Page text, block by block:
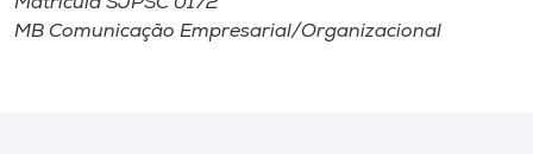
MB Comunicação Empresarial/Organizacional